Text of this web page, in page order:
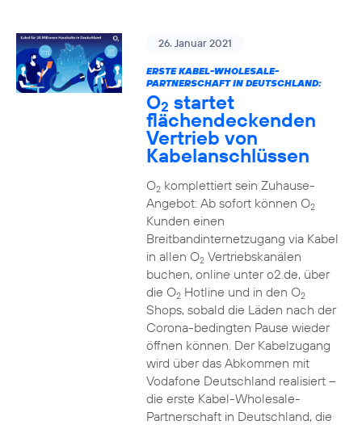
26. Januar 2021
ERSTE KABEL-WHOLESALE-
PARTNERSCHAFT IN DEUTSCHLAND:
O2 startet
flächendeckenden
Vertrieb von
Kabelanschlüssen
O2komplettiert sein Zuhause-
Angebot: Ab sofort können O2
Kunden einen
Breitbandinternetzugang via Kabel
in allen O2Vertriebskanälen
buchen, online unter o2.de, über
die O2Hotline und in den O2
Shops, sobald die Läden nach der
Corona-bedingten Pause wieder
öffnen können. Der Kabelzugang
wird über das Abkommen mit
Vodafone Deutschland realisiert –
die erste Kabel-Wholesale-
Partnerschaft in Deutschland, die